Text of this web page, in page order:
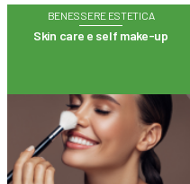
BENESSERE ESTETICA
Skin care e self make-up